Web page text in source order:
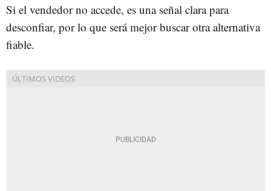
Si el vendedor no accede, es una señal clara para
desconfiar, por lo que será mejor buscar otra alternativa
fiable.